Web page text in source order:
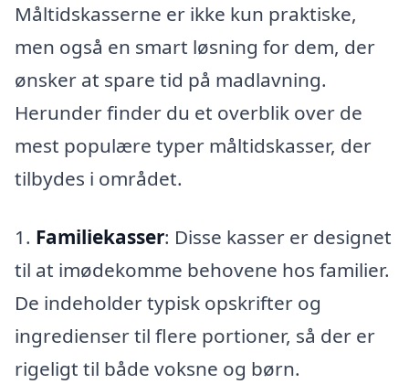
Måltidskasserne er ikke kun praktiske,
men også en smart løsning for dem, der
ønsker at spare tid på madlavning.
Herunder finder du et overblik over de
mest populære typer måltidskasser, der
tilbydes i området.
1. Familiekasser: Disse kasser er designet
til at imødekomme behovene hos familier.
De indeholder typisk opskrifter og
ingredienser til flere portioner, så der er
rigeligt til både voksne og børn.